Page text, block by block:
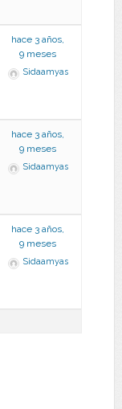
hace 3 años,
9 meses
Sidaamyas
hace 3 años,
9 meses
Sidaamyas
hace 3 años,
9 meses
Sidaamyas